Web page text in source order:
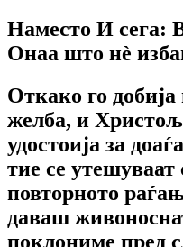
Наместо И сега:
Онаа што нѐ
Откако го добија
желба, и
удостоија за
тие се
повторното
даваш
поклониме пред